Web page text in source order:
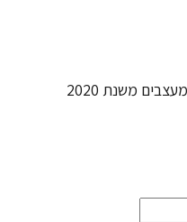
משנת 2020